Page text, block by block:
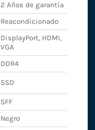
2 Años de garantía
Reacondicionado
DisplayPort, HDMI,
VGA
DDR4
SSD
SFF
Negro